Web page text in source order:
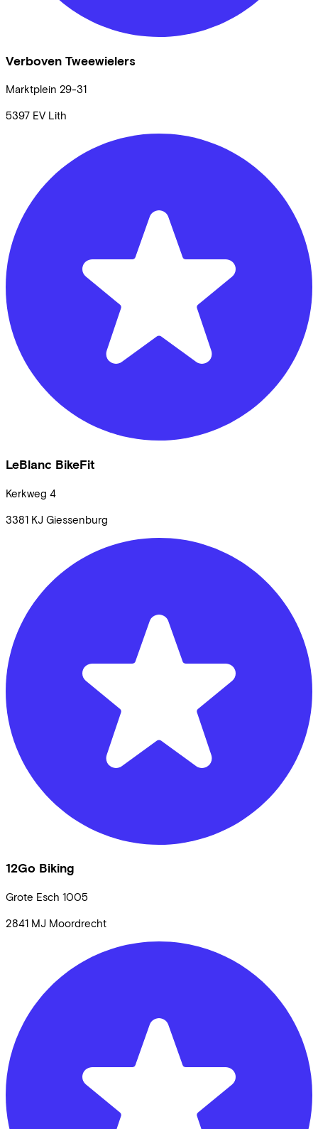
Verboven Tweewielers
Marktplein 29-31
5397 EV Lith
LeBlanc BikeFit
Kerkweg 4
3381 KJ Giessenburg
12Go Biking
Grote Esch 1005
2841 MJ Moordrecht